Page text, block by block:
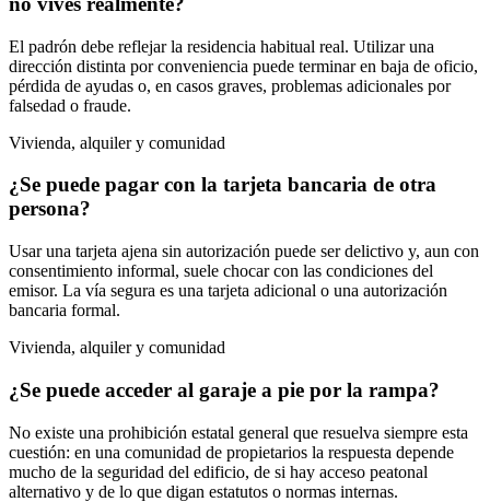
El padrón debe reflejar la residencia habitual real. Utilizar una
dirección distinta por conveniencia puede terminar en baja de oficio,
pérdida de ayudas o, en casos graves, problemas adicionales por
falsedad o fraude.
Vivienda, alquiler y comunidad
¿Se puede pagar con la tarjeta bancaria de otra
persona?
Usar una tarjeta ajena sin autorización puede ser delictivo y, aun con
consentimiento informal, suele chocar con las condiciones del
emisor. La vía segura es una tarjeta adicional o una autorización
bancaria formal.
Vivienda, alquiler y comunidad
¿Se puede acceder al garaje a pie por la rampa?
No existe una prohibición estatal general que resuelva siempre esta
cuestión: en una comunidad de propietarios la respuesta depende
mucho de la seguridad del edificio, de si hay acceso peatonal
alternativo y de lo que digan estatutos o normas internas.